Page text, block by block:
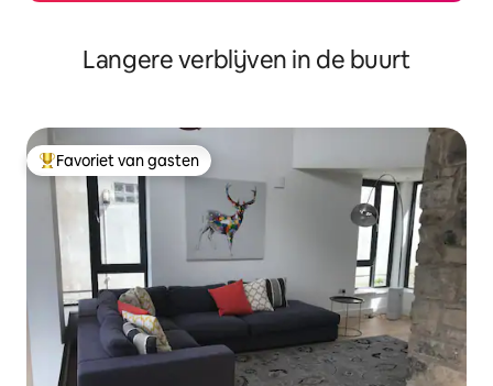
Langere verblijven in de buurt
Topfavoriet van gasten
Favoriet van gasten